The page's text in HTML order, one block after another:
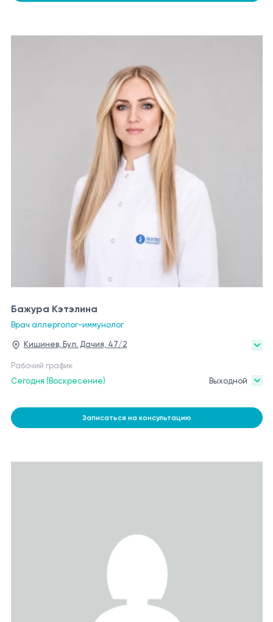
Бажура Кэтэлина
Врач аллерголог-иммунолог
Кишинев, Бул. Дачия, 47/2
Рабочий график
Сегодня (Воскресение)
Выходной
Записаться на консультацию